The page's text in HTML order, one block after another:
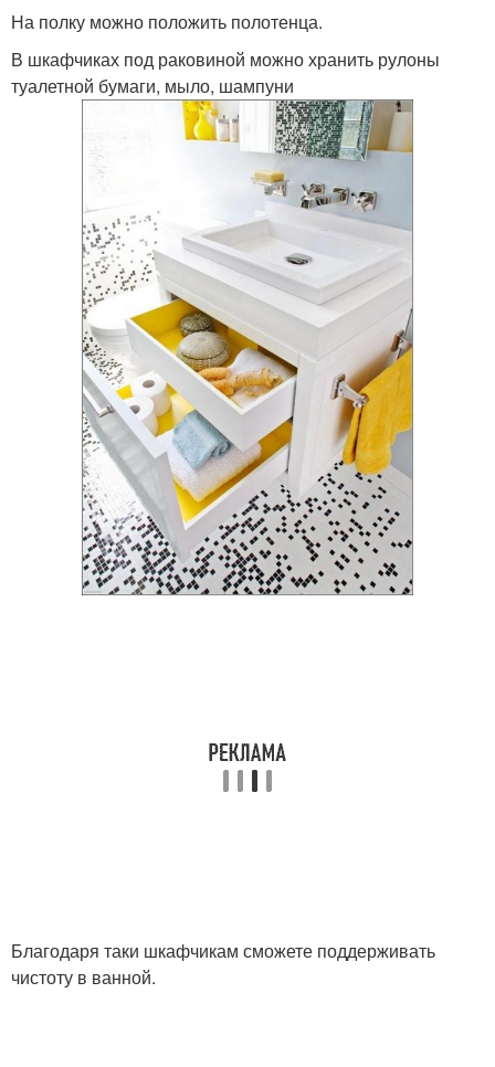
На полку можно положить полотенца.
В шкафчиках под раковиной можно хранить рулоны
туалетной бумаги, мыло, шампуни
Благодаря таки шкафчикам сможете поддерживать
чистоту в ванной.